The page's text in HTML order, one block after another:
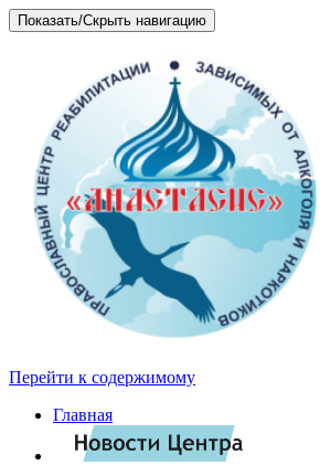
Показать/Скрыть навигацию
Перейти к содержимому
Главная